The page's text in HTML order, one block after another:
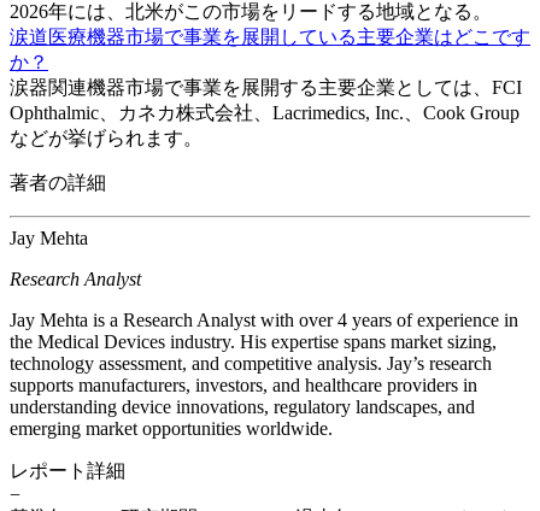
2026年には、北米がこの市場をリードする地域となる。
涙道医療機器市場で事業を展開している主要企業はどこです
か？
涙器関連機器市場で事業を展開する主要企業としては、FCI
Ophthalmic、カネカ株式会社、Lacrimedics, Inc.、Cook Group
などが挙げられます。
著者の詳細
Jay Mehta
Research Analyst
Jay Mehta is a Research Analyst with over 4 years of experience in
the Medical Devices industry. His expertise spans market sizing,
technology assessment, and competitive analysis. Jay’s research
supports manufacturers, investors, and healthcare providers in
understanding device innovations, regulatory landscapes, and
emerging market opportunities worldwide.
レポート詳細
−